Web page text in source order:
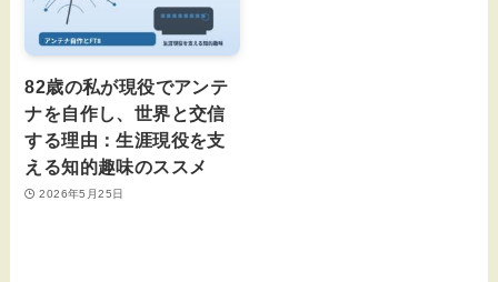
82歳の私が現役でアンテ
ナを自作し、世界と交信
する理由：生涯現役を支
える知的趣味のススメ
2026年5月25日